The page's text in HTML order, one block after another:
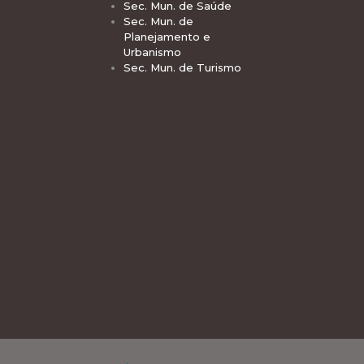
Sec. Mun. de Saúde
Sec. Mun. de
Planejamento e
Urbanismo
Sec. Mun. de Turismo